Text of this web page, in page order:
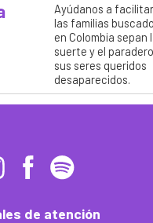
Ayúdanos a
las familias
en Colombia sepan
suerte y el
sus seres queridos
desaparecidos.
de atención